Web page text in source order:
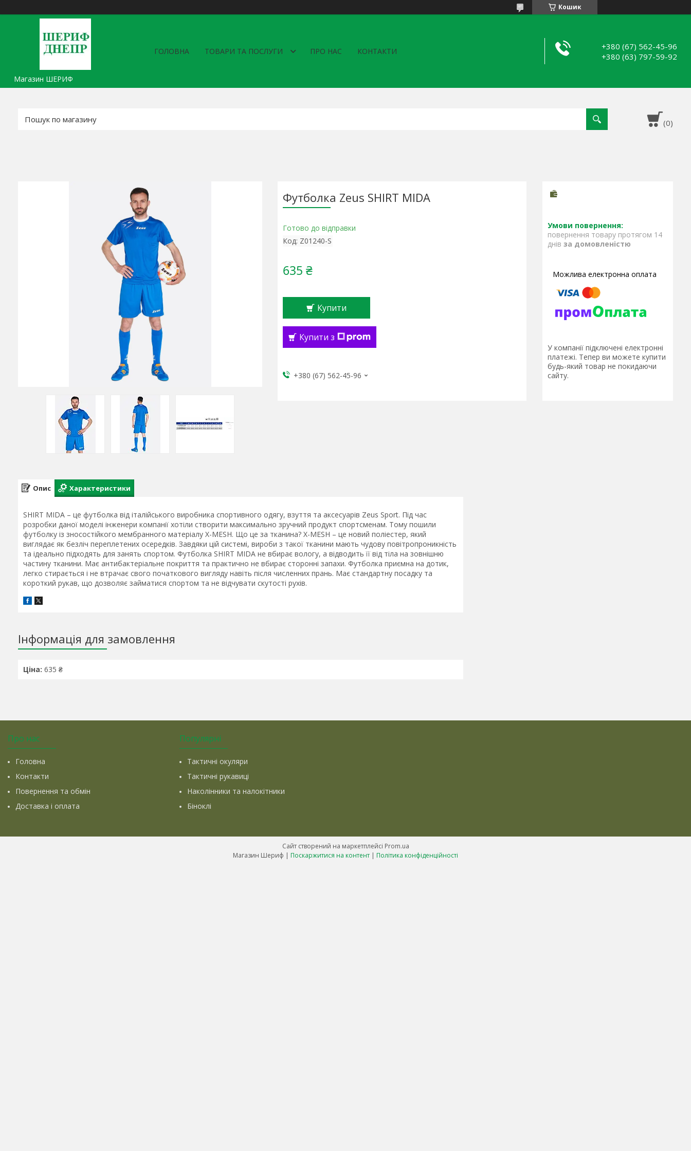
Кошик
Магазин ШЕРИФ
ГОЛОВНА ТОВАРИ ТА ПОСЛУГИ ПРО НАС КОНТАКТИ
+380 (67) 562-45-96
+380 (63) 797-59-92
Футболка Zeus SHIRT MIDA
Готово до відправки
Код: Z01240-S
635 ₴
Купити
Купити з
+380 (67) 562-45-96
повернення товару протягом 14
днів за домовленістю
У компанії підключені електронні
платежі. Тепер ви можете купити
будь-який товар не покидаючи
сайту.
Опис Характеристики
SHIRT MIDA – це футболка від італійського виробника спортивного одягу, взуття та аксесуарів Zeus Sport. Під час
розробки даної моделі інженери компанії хотіли створити максимально зручний продукт спортсменам. Тому пошили
футболку із зносостійкого мембранного матеріалу X-MESH. Що це за тканина? X-MESH – це новий поліестер, який
виглядає як безліч переплетених осередків. Завдяки цій системі, вироби з такої тканини мають чудову повітропроникність
та ідеально підходять для занять спортом. Футболка SHIRT MIDA не вбирає вологу, а відводить її від тіла на зовнішню
частину тканини. Має антибактеріальне покриття та практично не вбирає сторонні запахи. Футболка приємна на дотик,
легко стирається і не втрачає свого початкового вигляду навіть після численних прань. Має стандартну посадку та
короткий рукав, що дозволяє займатися спортом та не відчувати скутості рухів.
Інформація для замовлення
Ціна: 635 ₴
Про нас
Головна
Контакти
Повернення та обмін
Доставка і оплата
Популярні
Тактичні окуляри
Тактичні рукавиці
Наколінники та налокітники
Біноклі
Сайт створений на маркетплейсі Prom.ua
Магазин Шериф | Поскаржитися на контент | Політика конфіденційності